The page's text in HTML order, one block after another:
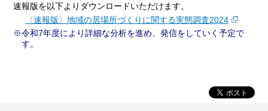
速報版を以下よりダウンロードいただけます。
〈速報版〉地域の居場所づくりに関する実態調査2024
令和7年度により詳細な分析を進め、発信をしていく予定で
す。